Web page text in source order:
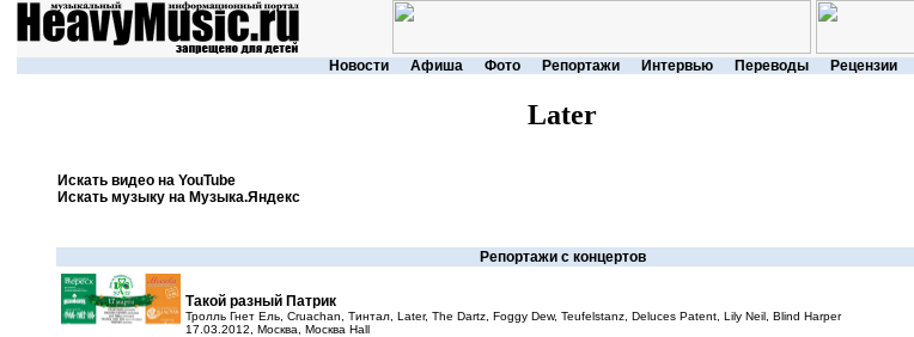
Новости Афиша Фото Репортажи Интервью Переводы Рецензии
Later
Искать видео на YouTube
Искать музыку на Музыка.Яндекс
Репортажи с концертов
Такой разный Патрик
Тролль Гнет Ель, Cruachan, Тинтал, Later, The Dartz, Foggy Dew, Teufelstanz, Deluces Patent, Lily Neil, Blind Harper
17.03.2012, Москва, Москва Hall